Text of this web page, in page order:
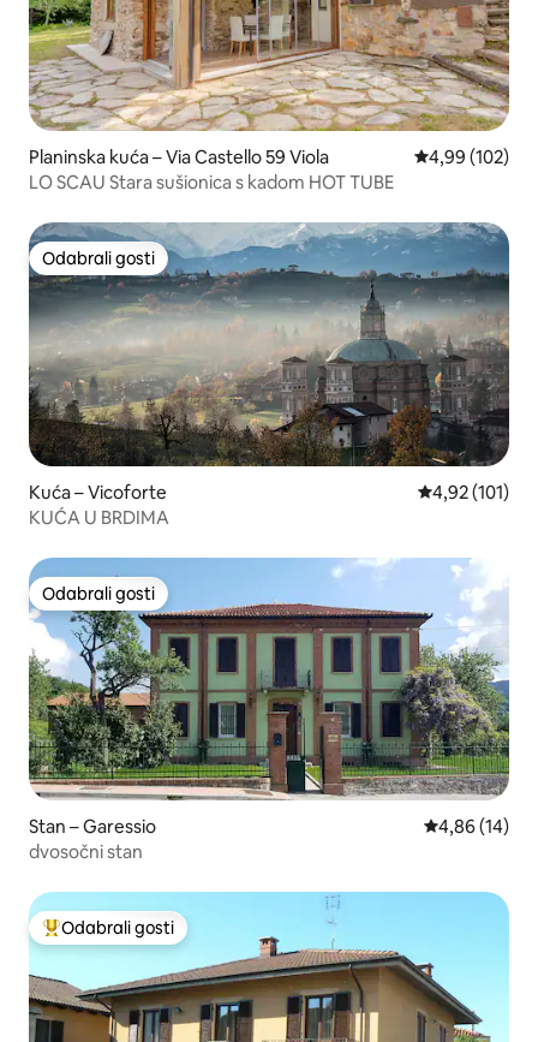
Planinska kuća – Via Castello 59 Viola Prosječna
4,99 (102)
LO SCAU Stara sušionica s kadom HOT TUBE
Odabrali gosti
Odabrali gosti
Kuća – Vicoforte Prosječna
4,92 (101)
KUĆA U BRDIMA
Odabrali gosti
Odabrali gosti
Stan – Garessio Prosječna
4,86 (14)
dvosočni stan
Među najviše rangiranima s oznakom „Odabrali gosti”
Odabrali gosti